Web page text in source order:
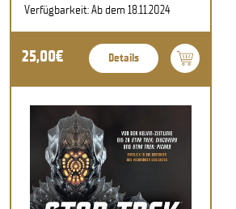
Verfügbarkeit: Ab dem 18.11.2024
25,00€ Details